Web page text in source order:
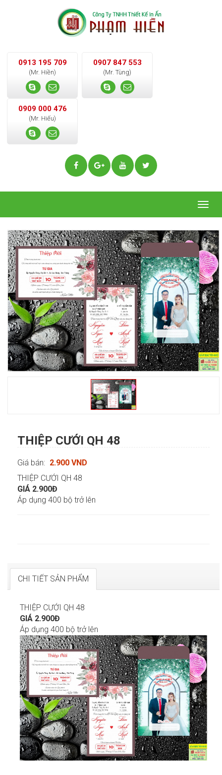
0913 195 709
(Mr. Hiền)
0907 847 553
(Mr. Tùng)
0909 000 476
(Mr. Hiếu)
THIỆP CƯỚI QH 48
Giá bán: 2.900 VND
THIỆP CƯỚI QH 48
GIÁ 2.900Đ
Áp dụng 400 bộ trở lên
CHI TIẾT SẢN PHẨM
THIỆP CƯỚI QH 48
GIÁ 2.900Đ
Áp dụng 400 bộ trở lên